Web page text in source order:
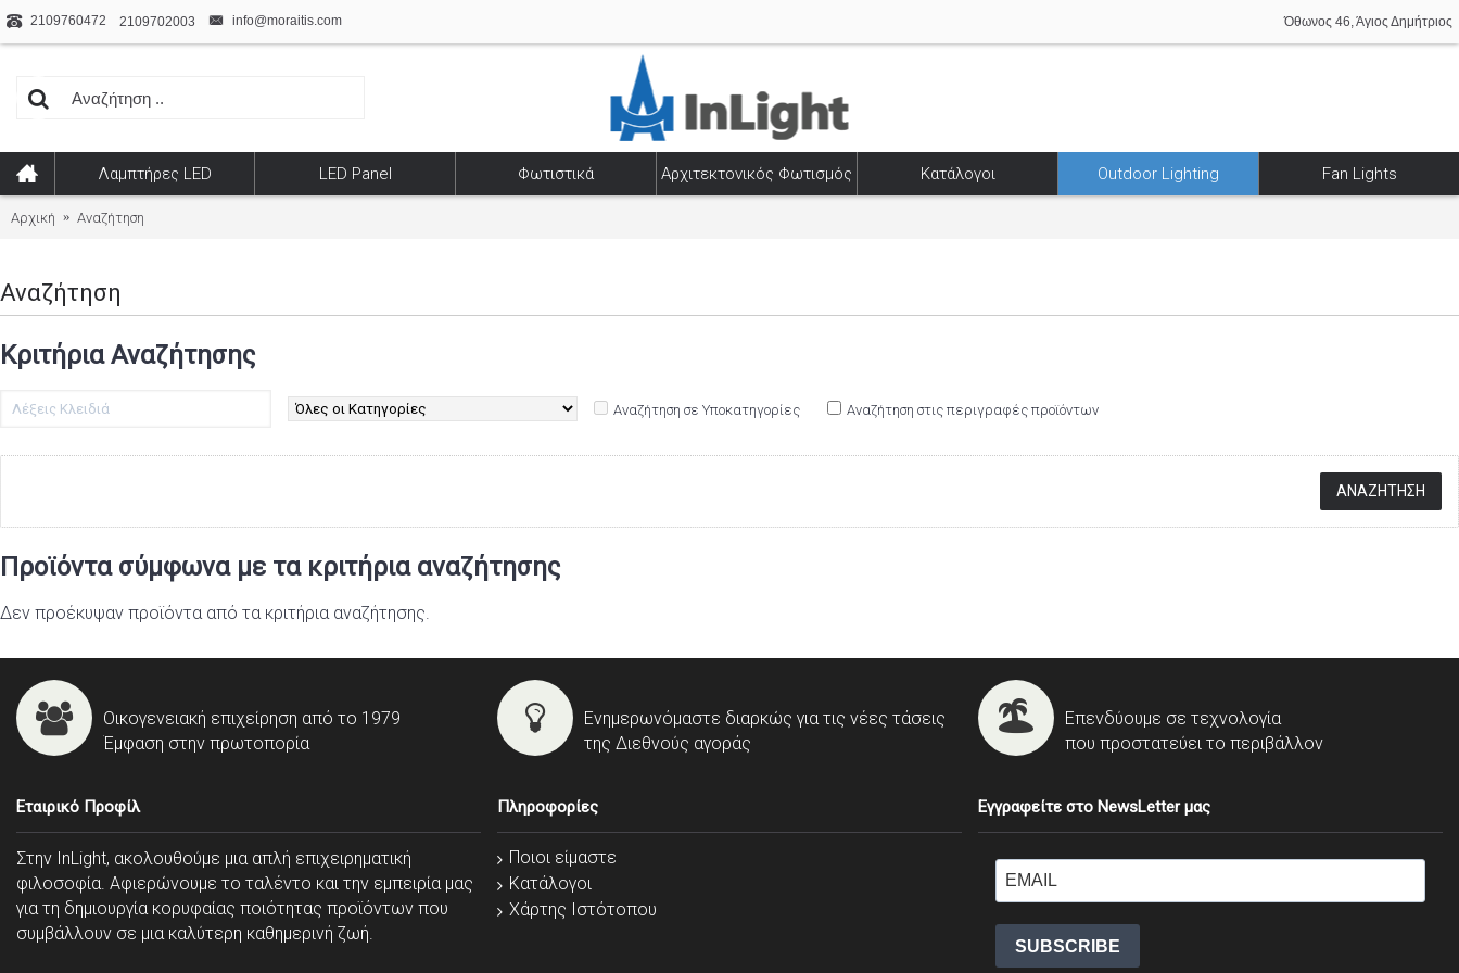
2109760472 2109702003 info@moraitis.com Όθωνος 46, Άγιος Δημήτριος
Λαμπτήρες LED LED Panel Φωτιστικά Αρχιτεκτονικός Φωτισμός Κατάλογοι Outdoor Lighting Fan Lights
Αρχική Αναζήτηση
Αναζήτηση
Κριτήρια Αναζήτησης
Αναζήτηση σε Υποκατηγορίες Αναζήτηση στις περιγραφές προϊόντων
Προϊόντα σύμφωνα με τα κριτήρια αναζήτησης
Δεν προέκυψαν προϊόντα από τα κριτήρια αναζήτησης.
Οικογενειακή επιχείρηση από το 1979
Έμφαση στην πρωτοπορία
Ενημερωνόμαστε διαρκώς για τις νέες τάσεις
της Διεθνούς αγοράς
Επενδύουμε σε τεχνολογία
που προστατεύει το περιβάλλον
Εταιρικό Προφίλ
Στην InLight, ακολουθούμε μια απλή επιχειρηματική
φιλοσοφία. Αφιερώνουμε το ταλέντο και την εμπειρία μας
για τη δημιουργία κορυφαίας ποιότητας προϊόντων που
συμβάλλουν σε μια καλύτερη καθημερινή ζωή.
Πληροφορίες
Ποιοι είμαστε
Κατάλογοι
Χάρτης Ιστότοπου
Εγγραφείτε στο NewsLetter μας
SUBSCRIBE